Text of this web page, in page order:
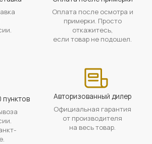
Оплата после осмотра и
примерки. Просто
откажитесь,
если товар не подошел.
пунктов Авторизованный дилер
Официальная гарантия
от производителя
на весь товар.